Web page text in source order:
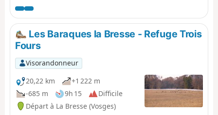
vue), et au Mont Moyenmont (alt
969 m) pour rejoindre la Chaume des
Champis et sa cabane.
Les Baraques la Bresse - Refuge Trois
Fours
Visorandonneur
20,22 km
+1 222 m
-685 m
9h 15
Difficile
Départ à La Bresse (Vosges)